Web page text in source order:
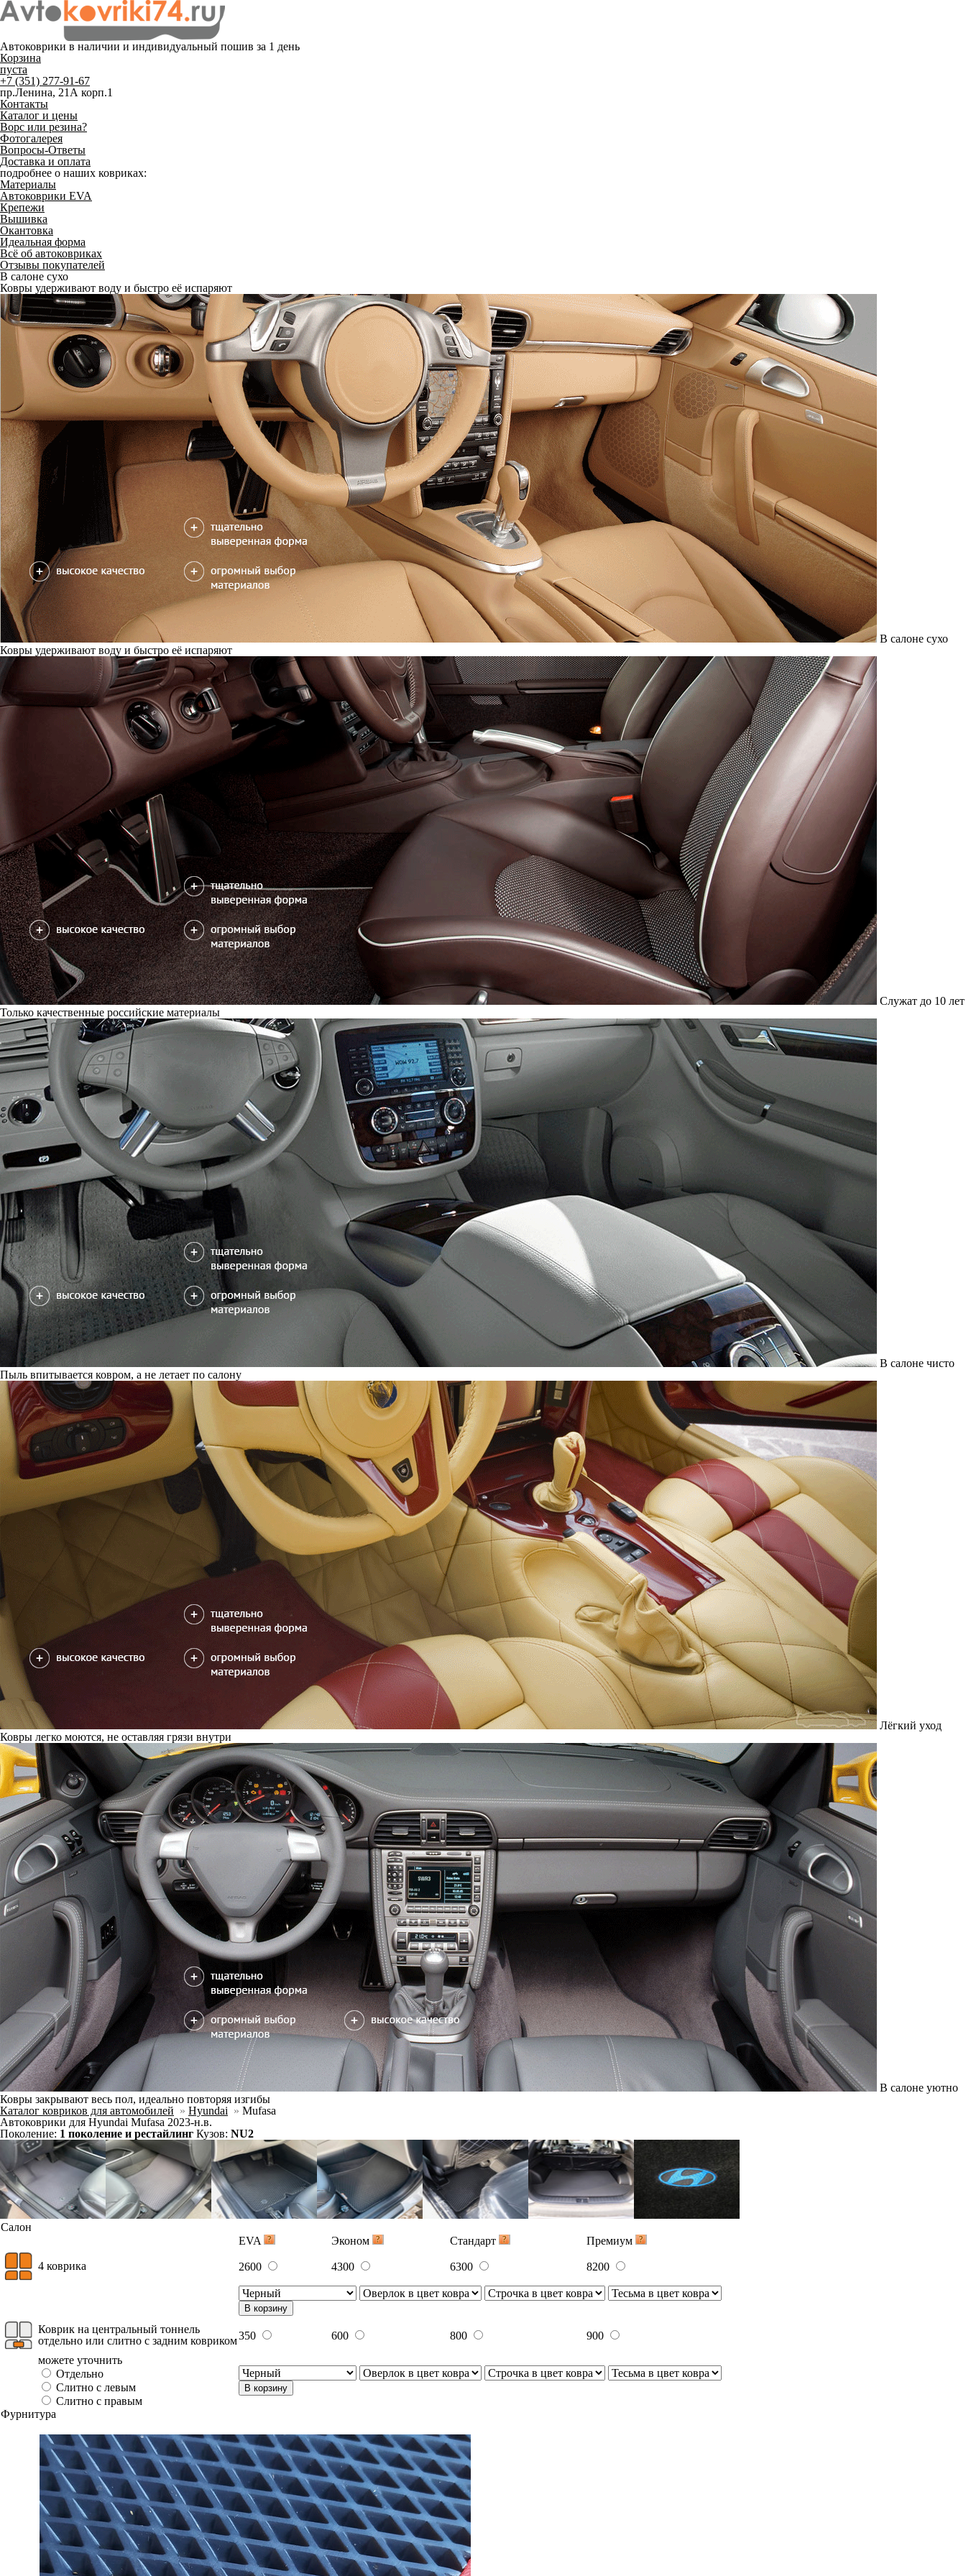
Автоковрики в наличии и индивидуальный пошив за 1 день
Корзина
пуста
+7 (351) 277-91-67
пр.Ленина, 21А корп.1
Контакты
Каталог и цены
Ворс или резина?
Фотогалерея
Вопросы-Ответы
Доставка и оплата
подробнее о наших ковриках:
Материалы
Автоковрики EVA
Крепежи
Вышивка
Окантовка
Идеальная форма
Всё об автоковриках
Отзывы покупателей
В салоне сухо
Ковры удерживают воду и быстро её испаряют
В салоне сухо
Ковры удерживают воду и быстро её испаряют
Служат до 10 лет
Только качественные российские материалы
В салоне чисто
Пыль впитывается ковром, а не летает по салону
Лёгкий уход
Ковры легко моются, не оставляя грязи внутри
В салоне уютно
Ковры закрывают весь пол, идеально повторяя изгибы
Каталог ковриков для автомобилей » Hyundai » Mufasa
Автоковрики для Hyundai Mufasa 2023-н.в.
Поколение: 1 поколение и рестайлинг Кузов: NU2
Салон
EVA
Эконом Стандарт Премиум
4 коврика 2600 4300 6300 8200
В корзину
Коврик на центральный тоннель
отдельно или слитно с задним ковриком350 600 800
900
можете уточнить
Отдельно
Слитно с левым
Слитно с правым
В корзину
Фурнитура